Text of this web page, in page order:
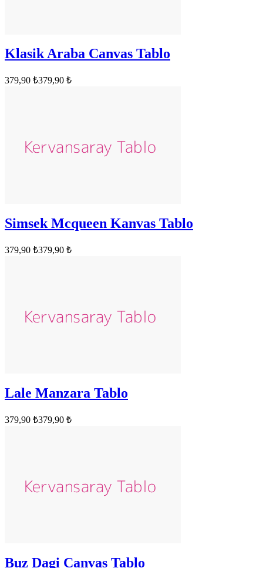
Klasik Araba Canvas Tablo
379,90 ₺379,90 ₺
Simsek Mcqueen Kanvas Tablo
379,90 ₺379,90 ₺
Lale Manzara Tablo
379,90 ₺379,90 ₺
Buz Dagi Canvas Tablo